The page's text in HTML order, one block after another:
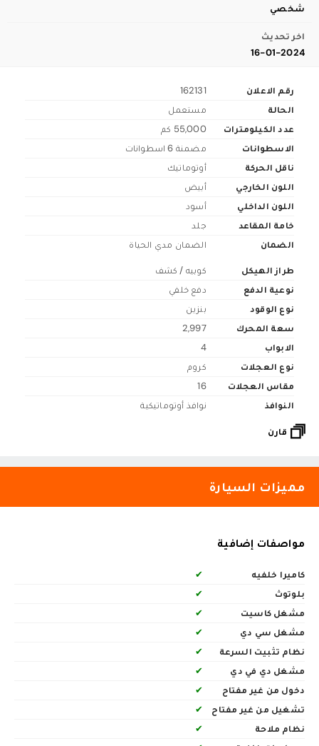
شخصي
اخر تحديث
16-01-2024
رقم الاعلان
162131
الحالة
مستعمل
عدد الكيلومترات
55,000 كم
الاسطوانات
مضمنة 6 اسطوانات
ناقل الحركة
أوتوماتيك
اللون الخارجي
أبيض
اللون الداخلي
أسود
خامة المقاعد
جلد
الضمان
الضمان مدي الحياة
طراز الهيكل
كوبيه / كشف
نوعية الدفع
دفع خلفي
نوع الوقود
بنزين
سعة المحرك
2,997
الابواب
4
نوع العجلات
كروم
مقاس العجلات
16
النوافذ
نوافذ أوتوماتيكية
قارن
مميزات السيارة
مواصفات إضافية
كاميرا خلفيه
✔
بلوتوث
✔
مشغل كاسيت
✔
مشغل سي دي
✔
نظام تثبيت السرعة
✔
مشغل دي في دي
✔
دخول من غير مفتاح
✔
تشغيل من غير مفتاح
✔
نظام ملاحة
✔